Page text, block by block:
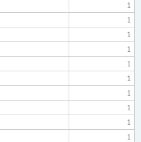
1
1
1
1
1
1
1
1
1
1